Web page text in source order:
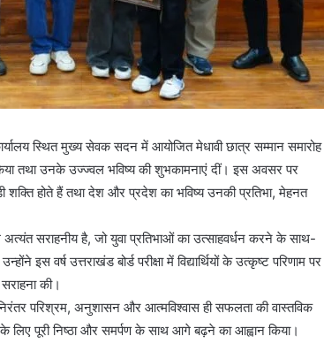
स्थित मुख्य सेवक सदन में आयोजित मेधावी छात्र सम्मान समारोह
तथा उनके उज्ज्वल भविष्य की शुभकामनाएं दीं। इस अवसर पर
शक्ति होते हैं तथा देश और प्रदेश का भविष्य उनकी प्रतिभा, मेहनत
अत्यंत सराहनीय है, जो युवा प्रतिभाओं का उत्साहवर्धन करने के साथ-
इस वर्ष उत्तराखंड बोर्ड परीक्षा में विद्यार्थियों के उत्कृष्ट परिणाम पर
की।
परिश्रम, अनुशासन और आत्मविश्वास ही सफलता की वास्तविक
पूरी निष्ठा और समर्पण के साथ आगे बढ़ने का आह्वान किया।